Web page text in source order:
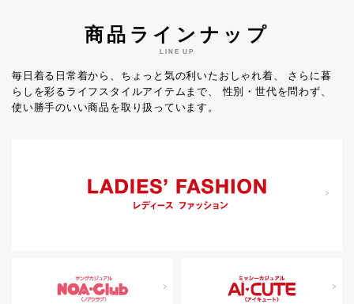
商品ラインナップ
LINE UP
毎日着る日常着から、ちょっと気の利いたおしゃれ着、
さらに暮
らしを彩るライフスタイルアイテムまで、
性別・世代を問わず、
使い勝手のいい商品を取り扱っています。